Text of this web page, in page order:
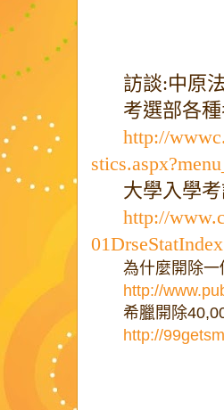
訪談:中原
考選部各
http://
大學入學
http://
為什麼開除
http://
希臘開除
http://